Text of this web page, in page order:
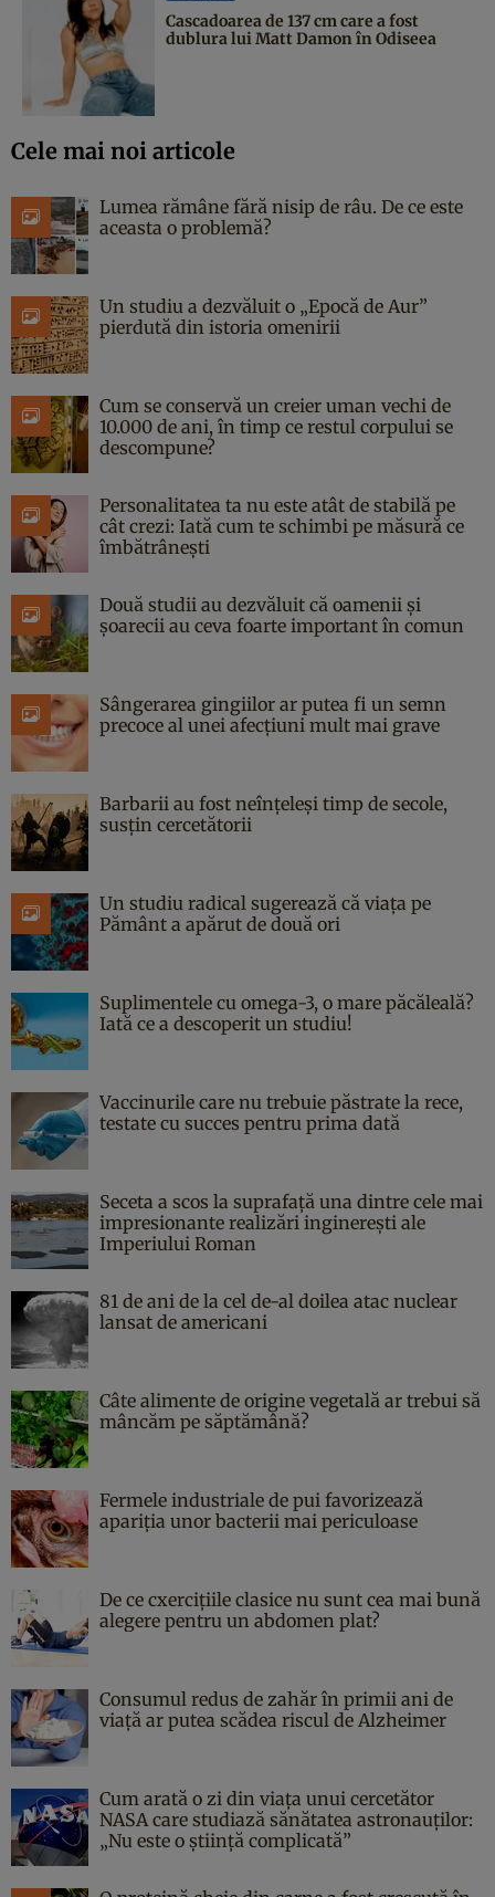
Cascadoarea de 137 cm care a fost
dublura lui Matt Damon în Odiseea
Cele mai noi articole
Lumea rămâne fără nisip de râu. De ce este
aceasta o problemă?
Un studiu a dezvăluit o „Epocă de Aur”
pierdută din istoria omenirii
Cum se conservă un creier uman vechi de
10.000 de ani, în timp ce restul corpului se
descompune?
Personalitatea ta nu este atât de stabilă pe
cât crezi: Iată cum te schimbi pe măsură ce
îmbătrânești
Două studii au dezvăluit că oamenii și
șoarecii au ceva foarte important în comun
Sângerarea gingiilor ar putea fi un semn
precoce al unei afecțiuni mult mai grave
Barbarii au fost neînțeleși timp de secole,
susțin cercetătorii
Un studiu radical sugerează că viața pe
Pământ a apărut de două ori
Suplimentele cu omega-3, o mare păcăleală?
Iată ce a descoperit un studiu!
Vaccinurile care nu trebuie păstrate la rece,
testate cu succes pentru prima dată
Seceta a scos la suprafață una dintre cele mai
impresionante realizări inginerești ale
Imperiului Roman
81 de ani de la cel de-al doilea atac nuclear
lansat de americani
Câte alimente de origine vegetală ar trebui să
mâncăm pe săptămână?
Fermele industriale de pui favorizează
apariția unor bacterii mai periculoase
De ce cxercițiile clasice nu sunt cea mai bună
alegere pentru un abdomen plat?
Consumul redus de zahăr în primii ani de
viață ar putea scădea riscul de Alzheimer
Cum arată o zi din viața unui cercetător
NASA care studiază sănătatea astronauților:
„Nu este o știință complicată”